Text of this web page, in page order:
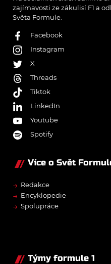
zajímavosti ze zákulisí F1 a
Světa Formule.
Facebook
Instagram
X
Threads
Tiktok
LinkedIn
Youtube
Spotify
Více o Svět
→ Redakce
→ Encyklopedie
→ Spolupráce
Týmy formule 1